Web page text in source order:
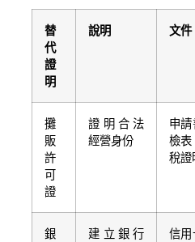
替
代
證
明
說明 文件
攤
販
許
可
證
證明合法
經營身份
申
檢表
稅證
銀
建立銀行
信用